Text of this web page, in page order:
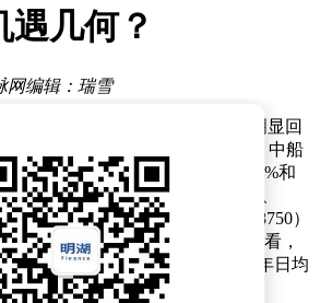
几何？
网编辑：瑞雪
科创板芯片指数（000685）出现明显回
达4.11%。成分股呈现分化格局，中船
，思瑞浦、拓荆科技分别上涨2.38%和
微、峰岹科技则分别下跌8.37%、
指数的科创芯片ETF汇添富（588750）
净值报1.54元。不过拉长时间维度看，
个月累计涨幅仍达5.17%，近一年日均
类基金中排名前三。